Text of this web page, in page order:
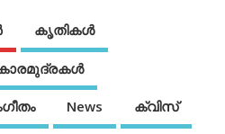
കൃതികൾ
News ക്വിസ്